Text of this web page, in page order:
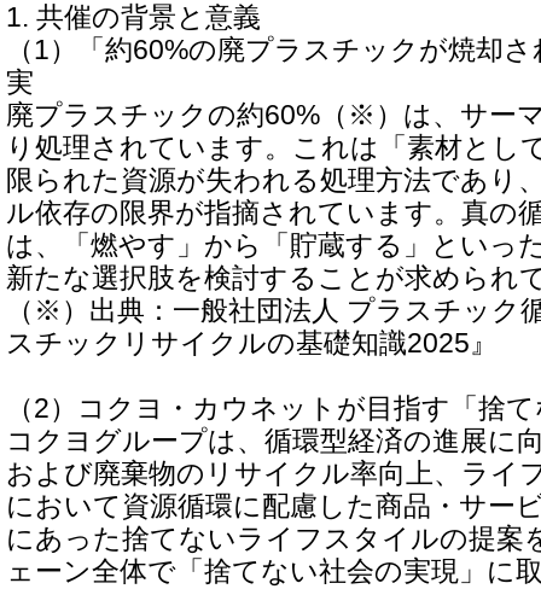
1. 共催の背景と意義
（1）「約60%の廃プラスチックが焼却
実
廃プラスチックの約60%（※）は、サー
り処理されています。これは「素材とし
限られた資源が失われる処理方法であり
ル依存の限界が指摘されています。真の
は、「燃やす」から「貯蔵する」といっ
新たな選択肢を検討することが求められ
（※）出典：一般社団法人 プラスチック
スチックリサイクルの基礎知識2025』
（2）コクヨ・カウネットが目指す「捨
コクヨグループは、循環型経済の進展に
および廃棄物のリサイクル率向上、ライ
において資源循環に配慮した商品・サー
にあった捨てないライフスタイルの提案
ェーン全体で「捨てない社会の実現」に